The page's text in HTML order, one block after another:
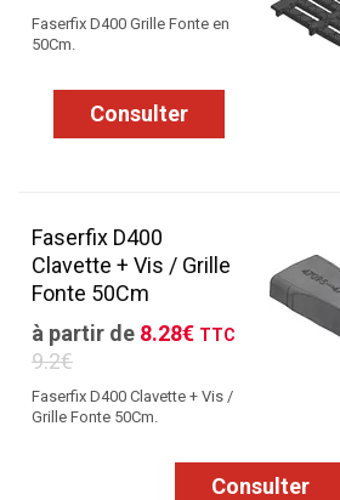
Faserfix D400 Grille Fonte en
50Cm.
Consulter
Faserfix D400
Clavette + Vis / Grille
Fonte 50Cm
à partir de 8.28€ TTC
9.2€
Faserfix D400 Clavette + Vis /
Grille Fonte 50Cm.
Consulter